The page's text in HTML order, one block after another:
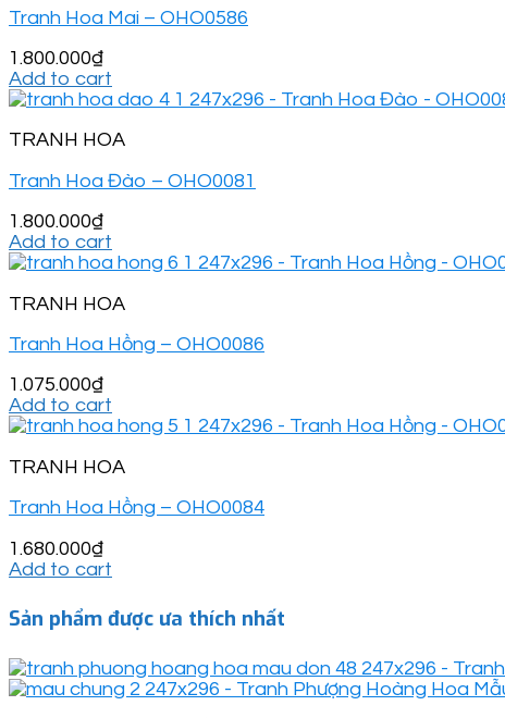
Tranh Hoa Mai – OHO0586
1.800.000₫
Add to cart
TRANH HOA
Tranh Hoa Đào – OHO0081
1.800.000₫
Add to cart
TRANH HOA
Tranh Hoa Hồng – OHO0086
1.075.000₫
Add to cart
TRANH HOA
Tranh Hoa Hồng – OHO0084
1.680.000₫
Add to cart
Sản phẩm được ưa thích nhất